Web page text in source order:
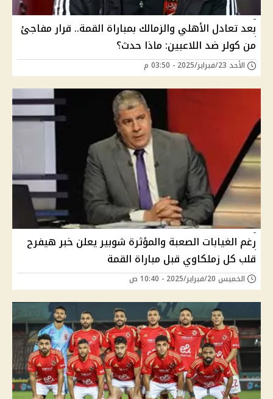
بعد تعادل الأهلي والزمالك بمباراة القمة.. قرار مفاجئ
من كولر ضد اللاعبين: ماذا حدث؟
الأحد 23/فبراير/2025 - 03:50 م
رغم الغيابات الصعبة والمؤثرة شوبير يعلن خبر هيفرح
قلب كل زملكاوي قبل مباراة القمة
الخميس 20/فبراير/2025 - 10:40 ص